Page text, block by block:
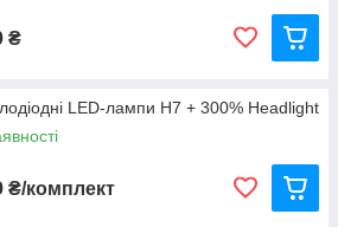
₴
LED-лампи H7 + 300% Headlight
₴/комплект